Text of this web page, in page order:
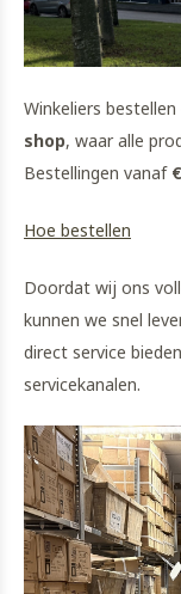
Winkeliers
shop, waar alle
Bestellingen vanaf
Hoe bestellen
Doordat wij ons
kunnen we snel
direct service
servicekanalen.